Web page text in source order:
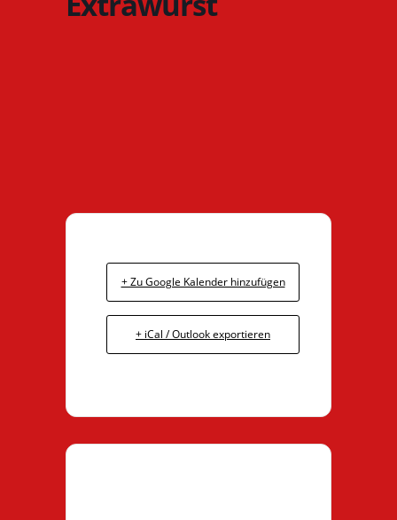
+ Zu Google Kalender hinzufügen
+ iCal / Outlook exportieren